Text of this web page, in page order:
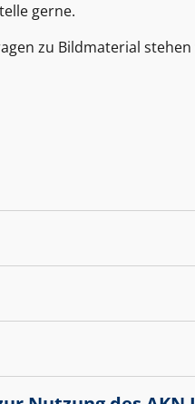
gerne.
zu Bildmaterial